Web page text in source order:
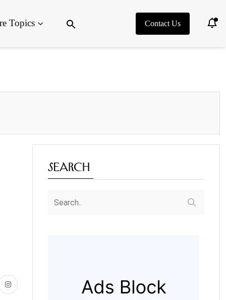
Topics Contact Us
Search